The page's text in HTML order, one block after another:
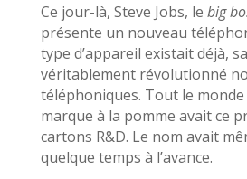
Ce jour-là, Steve Jobs, le big
présente un nouveau
type d’appareil existait déjà,
véritablement révolutionné
téléphoniques. Tout le monde
marque à la pomme avait ce
cartons R&D. Le nom avait
quelque temps à l’avance.